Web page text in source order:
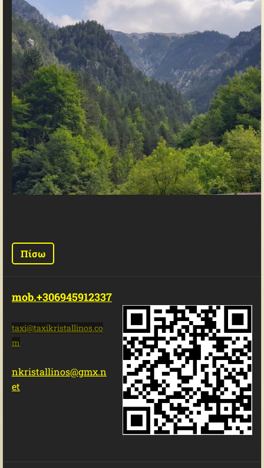
Πίσω
mob.+306945912337
taxi@taxikristallinos.co
m
nkristallinos@gmx.n
et